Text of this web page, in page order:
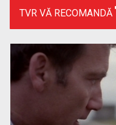
simple și preparate ...
TVR VĂ RECOMANDĂ